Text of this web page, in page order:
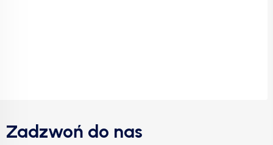
Zadzwoń do nas